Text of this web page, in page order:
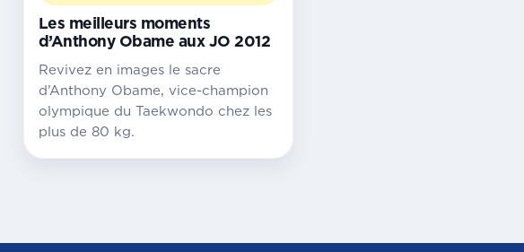
Les meilleurs moments
d’Anthony Obame aux JO 2012
Revivez en images le sacre
d’Anthony Obame, vice-champion
olympique du Taekwondo chez les
plus de 80 kg.